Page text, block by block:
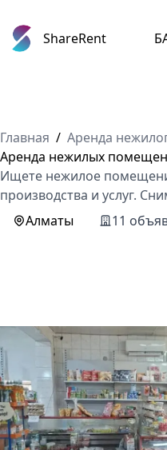
ShareRent
Главная / Аренда
Аренда нежилых
Ищете нежилое
производства и услуг.
Алматы
11